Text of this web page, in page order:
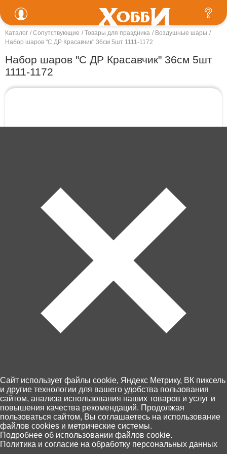
Каталог Сопутствующие Товары для праздника
Воздушные шары
Набор шаров "С ДР Красавчик" 36см 5шт 1111-1172
Набор шаров "С ДР Красавчик" 36см 5шт
1111-1172
Забрать сегодня!
Недоступна
Пункты выдачи Хоббит
46 по Калининграду и области
Главная Каталог Корзина
0
Избранное Поиск
Cайт использует файлы cookie, Яндекс Метрику, ВК пиксель
и другие технологии для вашего удобства пользования
сайтом, анализа использования наших товаров и услуг и
повышения качества рекомендаций. Продолжая
пользоваться сайтом, Вы соглашаетесь на использование
файлов cookies и метрические системы.
Подробнее об использовании файлов cookie.
Политика и согласие на обработку персональных данных